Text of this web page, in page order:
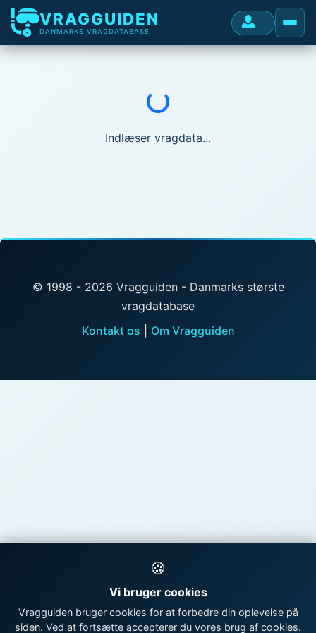
VRAGGUIDEN
DANMARKS VRAGDATABASE
Indlæser...
Indlæser vragdata...
© 1998 - 2026 Vragguiden - Danmarks største
vragdatabase
Kontakt os
Om Vragguiden
🍪
Vi bruger cookies
Vragguiden bruger cookies for at forbedre din oplevelse på
siden. Ved at fortsætte accepterer du vores brug af cookies.